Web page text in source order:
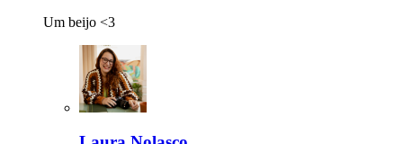
Um beijo <3